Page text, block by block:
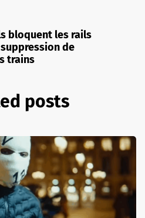
bloquent les rails
de
trains
posts